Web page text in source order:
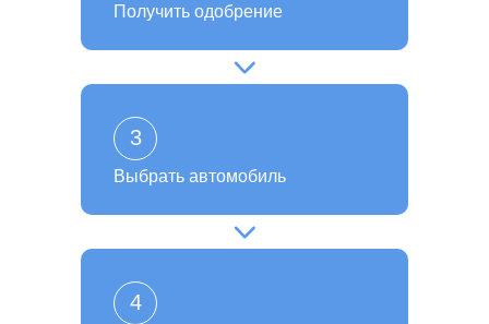
4
Выбрать автомобиль
3
Получить одобрение